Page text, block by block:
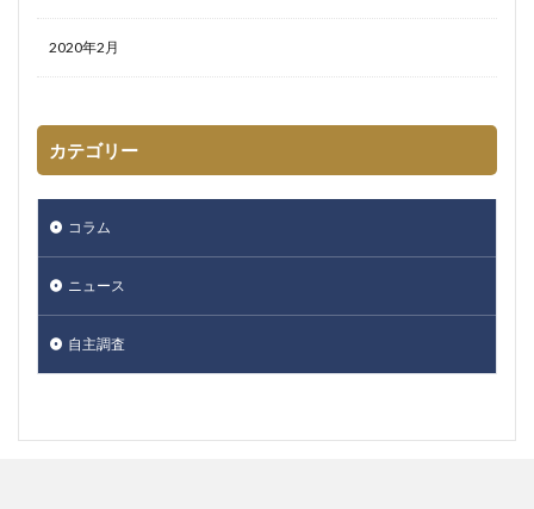
2020年2月
カテゴリー
コラム
ニュース
自主調査